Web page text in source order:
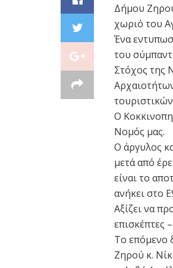
Δήμου
χωριό του
Ένα
του
Στόχος της
Ο
Νομός μας.
Ο άργυλος
μετά από
είναι το
ανήκει στο
Αξίζει να
επισκέπτες
Το επόμενο
Ζηρού κ.